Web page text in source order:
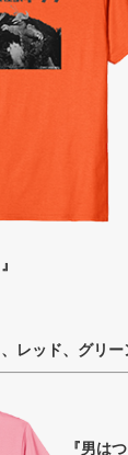
レッド、グリ
『男は